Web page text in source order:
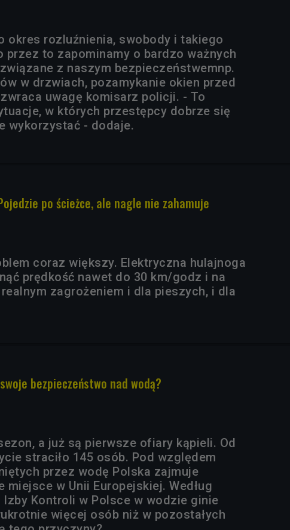
okres rozluźnienia, swobody i takiego
przez to zapominamy o bardzo ważnych
z naszym bezpieczeństwemnp.
w drzwiach, pozamykanie okien przed
uwagę komisarz policji. - To
w których przestępcy dobrze się
wykorzystać - dodaje.
po ścieżce, ale nagle nie zahamuje
coraz większy. Elektryczna hulajnoga
prędkość nawet do 30 km/godz i na
zagrożeniem i dla pieszych, i dla
bezpieczeństwo nad wodą?
a już są pierwsze ofiary kąpieli. Od
straciło 145 osób. Pod względem
przez wodę Polska zajmuje
miejsce w Unii Europejskiej. Według
Kontroli w Polsce w wodzie ginie
więcej osób niż w pozostałych